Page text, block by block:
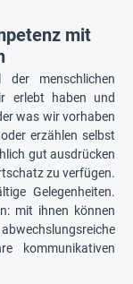
mit
der menschlichen
erlebt haben und
was wir vorhaben
erzählen selbst
gut ausdrücken
zu verfügen.
Gelegenheiten.
mit ihnen können
kommunikativen